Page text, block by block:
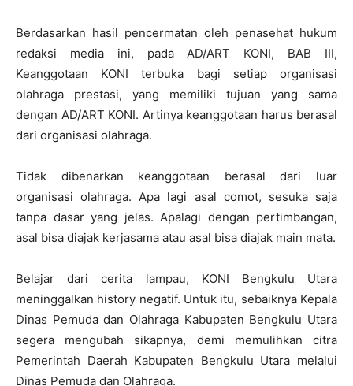
Berdasarkan hasil pencermatan oleh penasehat hukum
redaksi media ini, pada AD/ART KONI, BAB III,
Keanggotaan KONI terbuka bagi setiap organisasi
olahraga prestasi, yang memiliki tujuan yang sama
dengan AD/ART KONI. Artinya keanggotaan harus berasal
dari organisasi olahraga.
Tidak dibenarkan keanggotaan berasal dari luar
organisasi olahraga. Apa lagi asal comot, sesuka saja
tanpa dasar yang jelas. Apalagi dengan pertimbangan,
asal bisa diajak kerjasama atau asal bisa diajak main mata.
Belajar dari cerita lampau, KONI Bengkulu Utara
meninggalkan history negatif. Untuk itu, sebaiknya Kepala
Dinas Pemuda dan Olahraga Kabupaten Bengkulu Utara
segera mengubah sikapnya, demi memulihkan citra
Pemerintah Daerah Kabupaten Bengkulu Utara melalui
Dinas Pemuda dan Olahraga.